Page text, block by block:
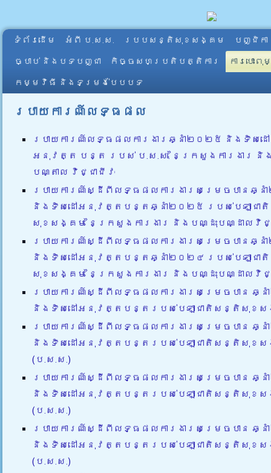
ទំព័រដើម អំពី​ ប.ស.ស. របបសន្តិសុខសង្គម បញ្ជិកា
ច្បាប់ និងបទបញ្ជា កិច្ចសហប្រតិបត្តិការ ការបោះ
កម្មវិធី និងទម្រង់បែបបទ
របាយការណ៍លទ្ធផល
របាយការណ៍លទ្ធផលការងារឆ្នាំ២០២៥ និងទិសដៅ
អនុវត្ត បន្ត របស់ ប.ស.ស. នៃក្រសួងការងារ និ
បណ្តាល វិជ្ជាជីវៈ
របាយការណ៍ស្ដីពីលទ្ធផលការងារសម្រេចបានឆ្ន
និងទិសដៅអនុវត្តបន្តឆ្នាំ២០២៥ របស់បេឡាជា
សុខសង្គម នៃក្រសួងការងារ និងបណ្ដុះបណ្ដាលវិជ្
របាយការណ៍ស្ដីពីលទ្ធផលការងារសម្រេចបានឆ្ន
និងទិសដៅអនុវត្តបន្តឆ្នាំ២០២៤ របស់បេឡាជា
សុខសង្គម នៃក្រសួងការងារ និងបណ្ដុះបណ្ដាលវិជ្
របាយការណ៍ស្ដីពីលទ្ធផលការងារសម្រេចបាន ឆ្
និងទិសដៅអនុវត្តបន្តរបស់បេឡាជាតិសន្តិសុខ
របាយការណ៍ស្ដីពីលទ្ធផលការងារសម្រេចបាន ឆ្
និងទិសដៅអនុវត្តបន្តរបស់បេឡាជាតិសន្តិសុខ
(ប.ស.ស.)
របាយការណ៍ស្ដីពីលទ្ធផលការងារសម្រេចបាន ឆ្
និងទិសដៅអនុវត្តបន្តរបស់បេឡាជាតិសន្តិសុខ
(ប.ស.ស.)
របាយការណ៍ស្ដីពីលទ្ធផលការងារសម្រេចបាន ឆ្
និងទិសដៅអនុវត្តបន្តរបស់បេឡាជាតិសន្តិសុខ
(ប.ស.ស.)